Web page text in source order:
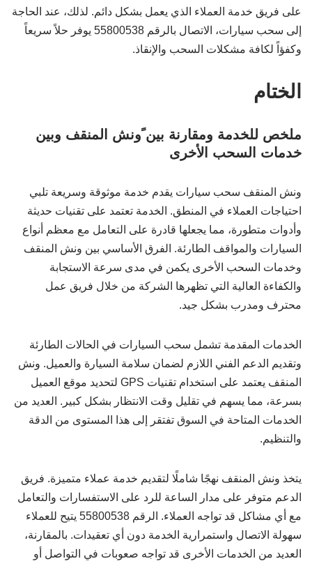
على فريق خدمة العملاء الذي يعمل بشكل دائم. لذلك، عند الحاجة
إلى سحب سيارات، الاتصال بالرقم 55800538 يوفر حلاً سريعاً
وكفؤاً لكافة مشكلات السحب والإنقاذ.
الختام
ملخص للخدمة ومقارنة بين ًونش المنقف وبين
خدمات السحب الأخرى
ونش المنقف سحب سيارات يقدم خدمة موثوقة وسريعة تلبي
احتياجات العملاء في المنطق. الخدمة تعتمد على تقنيات حديثة
وأدوات متطورة، مما يجعلها قادرة على التعامل مع معظم أنواع
السيارات والمواقف الطارئة. الفرق الأساسي بين ونش المنقف
وخدمات السحب الأخرى يكمن في مدى سرعة الاستجابة
والكفاءة العالية التي تظهرها الشركة من خلال فريق عمل
محترف ومدرب بشكل جيد.
الخدمات المقدمة تشمل سحب السيارات في الحالات الطارئة
وتقديم الدعم الفني اللازم لضمان سلامة السيارة والعميل. ونش
المنقف يعتمد على استخدام تقنيات GPS لتحديد موقع العميل
بسرعة، مما يسهم في تقليل وقت الانتظار بشكل كبير. العديد من
الخدمات المتاحة في السوق تفتقر إلى هذا المستوى من الدقة
والتنظيم.
يتخذ ونش المنقف نهجًا شاملًا لتقديم خدمة عملاء متميزة. فريق
الدعم متوفر على مدار الساعة للرد على الاستفسارات والتعامل
مع أي مشاكل قد تواجه العملاء. الرقم 55800538 يتيح للعملاء
سهولة الاتصال واستمرارية الخدمة دون أي تعقيدات. بالمقارنة،
العديد من الخدمات الأخرى قد تواجه صعوبات في التواصل أو